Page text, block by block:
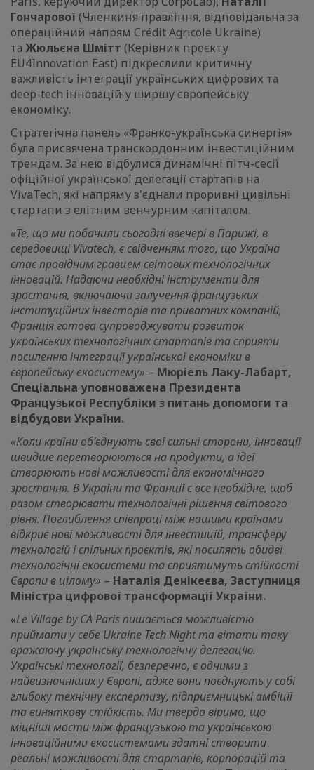
Гончарової (Членкиня правління, відповідальна за
операційний напрям Crédit Agricole Ukraine)
та Жюльєна Шмітт (Керівник проєкту
EU4Innovation East) підкреслили критичну
важливість інтеграції українських цифрових та
deep-tech інновацій у ширшу європейську
економіку.
Стратегічна панель «Франко-українська синергія»
була присвячена транскордонним інвестиційним
трендам. За нею відбулися динамічні пітч-сесії
офіційної української делегації стартапів на
VivaTech, які напряму з'єднали проривні цивільні
стартапи з елітним венчурним капіталом.
«Те, що ми побачили сьогодні ввечері в Парижі, в
середовищі Vivatech, є свідченням того, що Україна
стає провідним гравцем світових технологічних
інновацій. Надаючи необхідні інструменти для
зростання, включаючи залучення французьких
інституційних інвесторів та приватних компаній,
Франція готова супроводжувати розвиток
українських технологічних стартапів та сприяти
посиленню інтеграції української економіки в
європейську екосистему» – Мюріель Лаку-Лабарт,
Спеціальна уповноважена Президента
Французької Республіки з питань допомоги та
відбудови України.
«Коли країни об’єднують свої сильні сторони, інновації
швидше перетворюються на продукти, а ідеї
створюють нові можливості для економічного
зростання. В України та Франції є все необхідне, щоб
разом створювати технологічні рішення світового
рівня. Поглиблення співпраці між нашими країнами
відкриє нові можливості для інвестицій, трансферу
технологій і спільних проєктів, які посилять обидві
технологічні екосистеми та сприятимуть стійкості
Європи в цілому» – Наталія Денікеєва, Заступниця
Міністра цифрової трансформації України.
«Le Village by CA Paris пишається можливістю
приймати у себе Ukraine Tech Night та вітати таку
вражаючу українську технологічну делегацію.
Українські технології, безперечно, є одними з
найвизначніших у Європі, адже вони поєднують у собі
глибоку технічну експертизу, підприємницькі амбіції
та виняткову стійкість. Ми твердо віримо, що
міцніші мости між французькою та українською
інноваційними екосистемами здатні створити
реальні можливості для стартапів, корпорацій та